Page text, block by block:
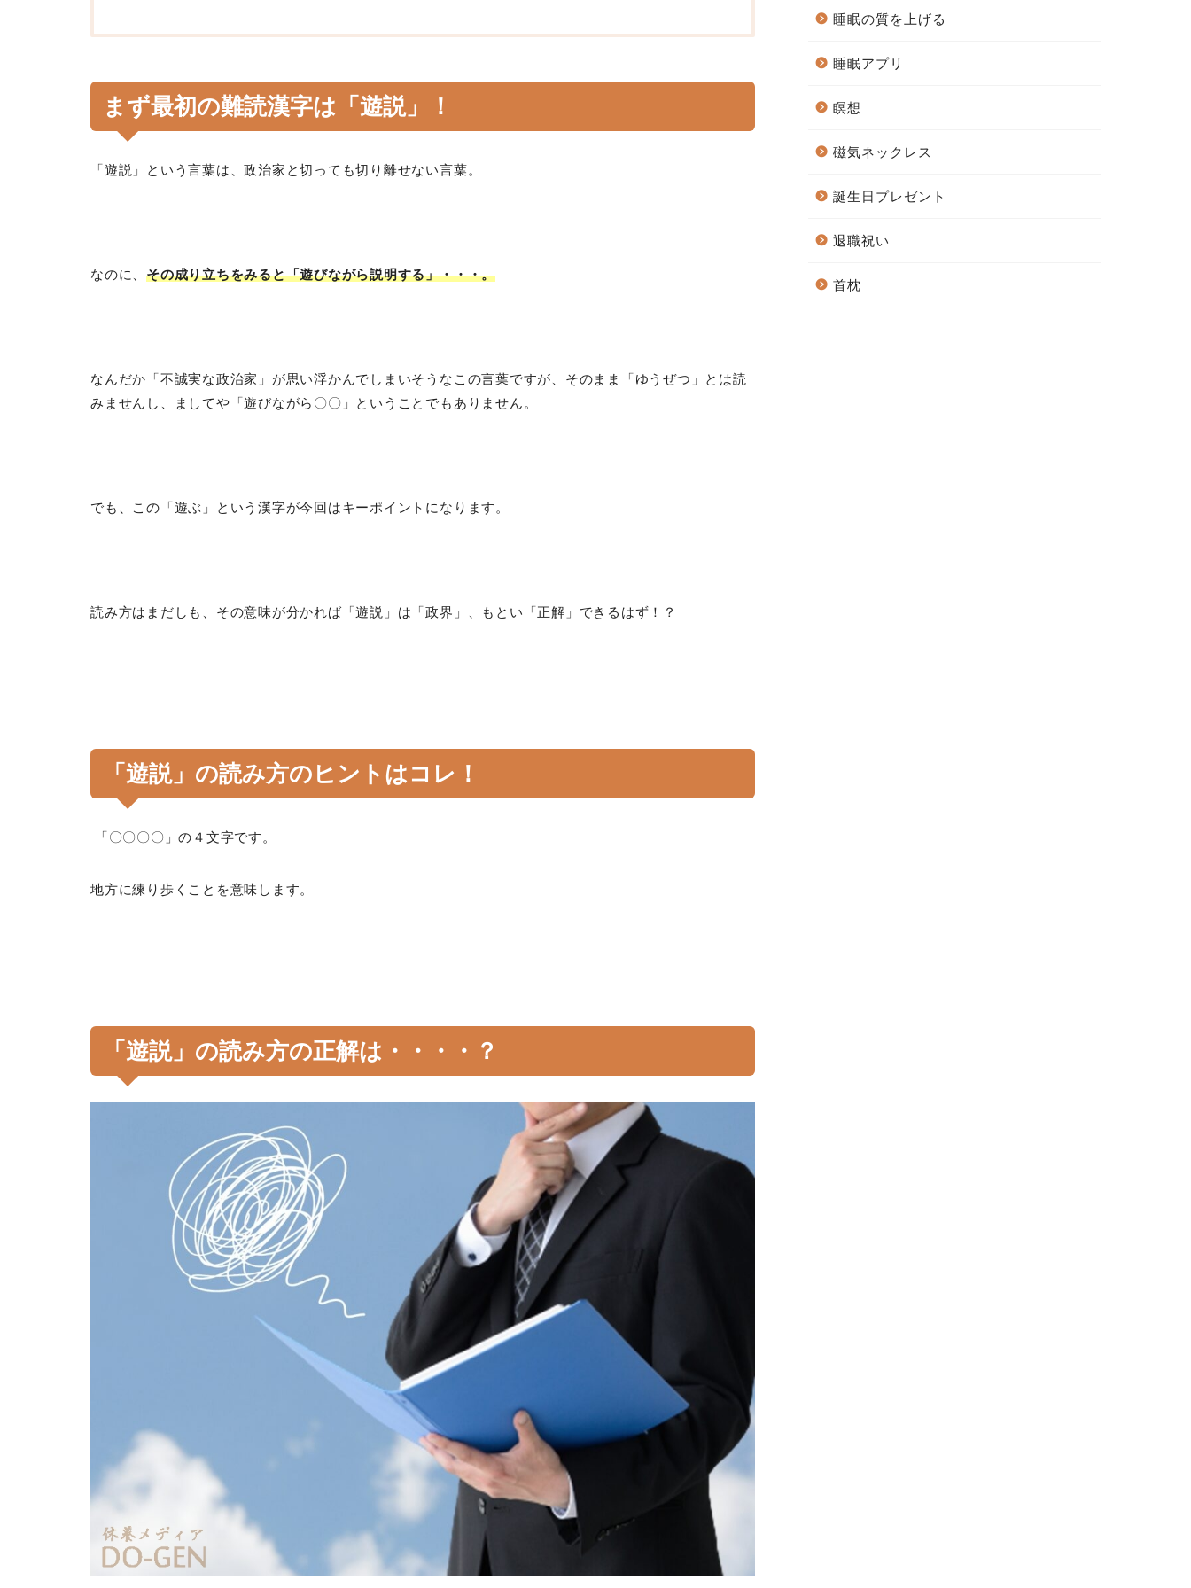
まず最初の難読漢字は「 遊説」！
「遊説」という言葉は、政治家と切っても切り離せない言葉。
なのに、その成り立ちをみると「遊びながら説明する」・・・。
なんだか「不誠実な政治家」が思い浮かんでしまいそうなこの言葉ですが、そのまま「ゆうぜつ」とは読
みませんし、ましてや「遊びながら〇〇」ということでもありません。
でも、この「遊ぶ」という漢字が今回はキーポイントになります。
読み方はまだしも、その意味が分かれば「遊説」は「政界」、もとい「正解」できるはず！？
「遊説」の読み方のヒントはコレ！
「〇〇〇〇」の４文字です。
地方に練り歩くことを意味します。
「遊説」の読み方の正解は・・・・？
睡眠の質を上げる
睡眠アプリ
瞑想
磁気ネックレス
誕生日プレゼント
退職祝い
首枕